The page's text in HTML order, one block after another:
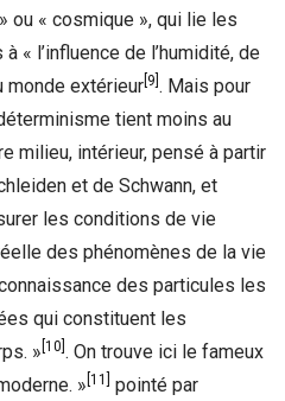
ou « cosmique », qui lie les
« l’influence de l’humidité, de
monde extérieur [9] . Mais pour
tient moins au
milieu, intérieur, pensé à partir
et de Schwann, et
les conditions de vie
des phénomènes de la vie
des particules les
qui constituent les
» [10] . On trouve ici le fameux
» [11] pointé par